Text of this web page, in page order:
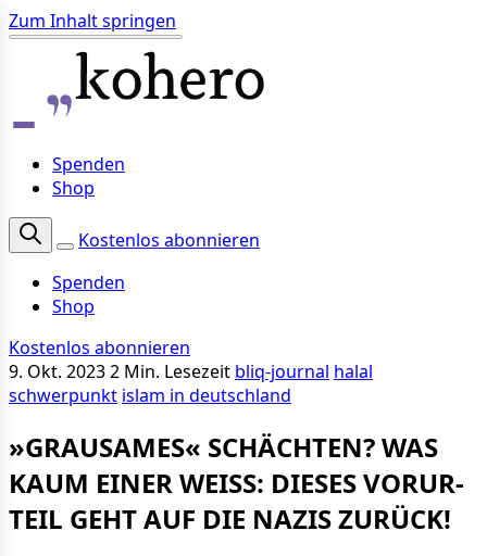
Zum Inhalt springen
Spenden
Shop
Kostenlos abonnieren
Spenden
Shop
Kostenlos abonnieren
9. Okt. 20232 Min. Lesezeit bliq-journal halal
schwerpunkt islam in deutschland
»GRAU­SAM­ES« SCHÄCH­TEN? WAS
KAUM EI­NER WEISS: DIES­ES VOR­UR­
TEIL GEHT AUF DIE NA­ZIS ZU­RÜCK!